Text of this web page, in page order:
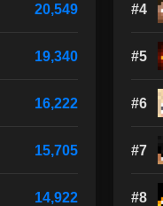
20,549
19,340
16,222
15,705
14,922
#4
#5
#6
#7
#8